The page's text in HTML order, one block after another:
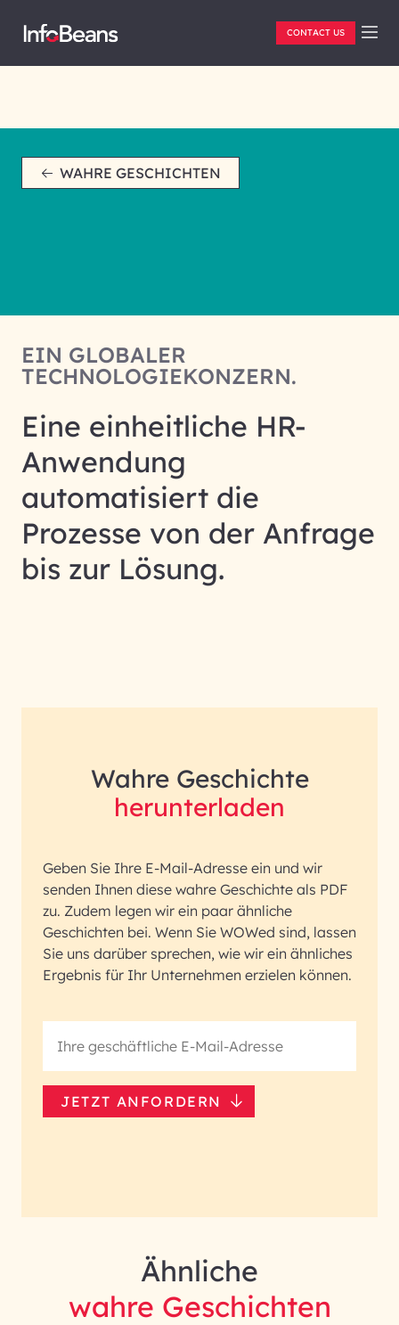
CONTACT US
WAHRE GESCHICHTEN
EIN GLOBALER
TECHNOLOGIEKONZERN.
Eine einheitliche HR-
Anwendung
automatisiert die
Prozesse von der Anfrage
bis zur Lösung.
Wahre Geschichte
herunterladen
Geben Sie Ihre E-Mail-Adresse ein und wir
senden Ihnen diese wahre Geschichte als PDF
zu. Zudem legen wir ein paar ähnliche
Geschichten bei. Wenn Sie WOWed sind, lassen
Sie uns darüber sprechen, wie wir ein ähnliches
Ergebnis für Ihr Unternehmen erzielen können.
JETZT ANFORDERN
Ähnliche
wahre Geschichten